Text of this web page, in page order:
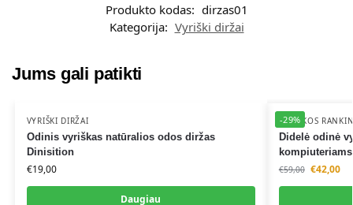
a
Produkto kodas: dirzas01
Kategorija: Vyriški diržai
Jums gali patikti
VYRIŠKI DIRŽAI
Odinis vyriškas natūralios odos diržas
Dinisition
€19,00
Daugiau
-29%
VYRIŠKOS
Didelė odinė
kompiuteriams
€59,00 €42,00